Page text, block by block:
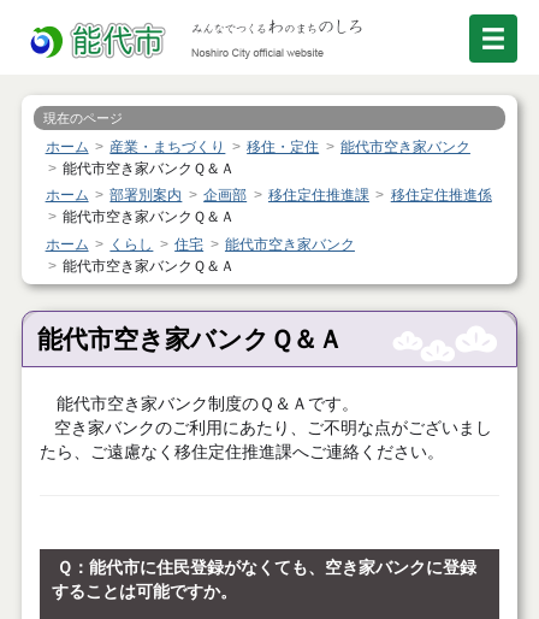
現在のページ
ホーム 産業・まちづくり 移住・定住
能代市空き家バンク
能代市空き家バンクＱ＆Ａ
ホーム
部署別案内 企画部 移住定住推進課
移住定住推進係
能代市空き家バンクＱ＆Ａ
ホーム
くらし 住宅
能代市空き家バンク
能代市空き家バンクＱ＆Ａ
能代市空き家バンクＱ＆Ａ
能代市空き家バンク制度のＱ＆Ａです。
空き家バンクのご利用にあたり、ご不明な点がございまし
たら、ご遠慮なく移住定住推進課へご連絡ください。
Ｑ：能代市に住民登録がなくても、空き家バンクに登録
することは可能ですか。